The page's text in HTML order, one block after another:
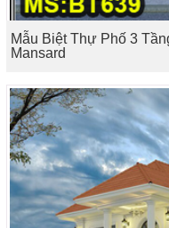
Mẫu Biệt Thự Phố 3
Mansard